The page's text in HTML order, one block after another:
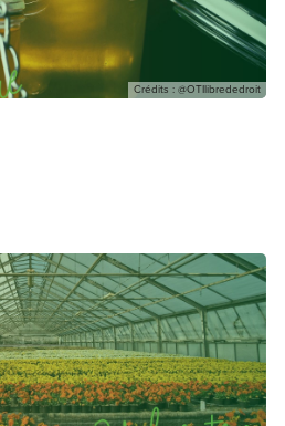
Crédits : @OTIlibrededroit